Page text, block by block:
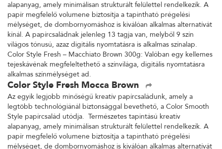
alapanyag, amely minimálisan strukturált felülettel rendelkezik. A
papír megfelelő volumene biztosítja a tapintható prégelési
mélységet, de dombornyomáshoz is kiválóan alkalmas alternatívát
kínál. A papírcsaládnak jelenleg 13 tagja van, melyből 9 szín
világos tónusú, azaz digitális nyomtatásra is alkalmas színalap.
Color Style Fresh – Macchiato Brown 300g: Valóban egy kellemes
tejeskávénak megfeleltethető a színvilága, digitális nyomtatásra
alkalmas színmélységet ad.
Color Style Fresh Mocca Brown
Az egyik legjobb minőségű kreatív papírcsaládunk, amely a
legtöbb technológiánál biztonsággal bevethető, a Color Smooth
Style papírcsalád utódja. Természetes tapintású kreatív
alapanyag, amely minimálisan strukturált felülettel rendelkezik. A
papír megfelelő volumene biztosítja a tapintható prégelési
mélységet, de dombornyomáshoz is kiválóan alkalmas alternatívát